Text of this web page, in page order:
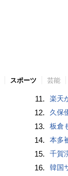
スポーツ 芸能
11. 楽天
12. 久保
13. 板倉
14. 本多
15. 千賀
16. 韓国サッカ